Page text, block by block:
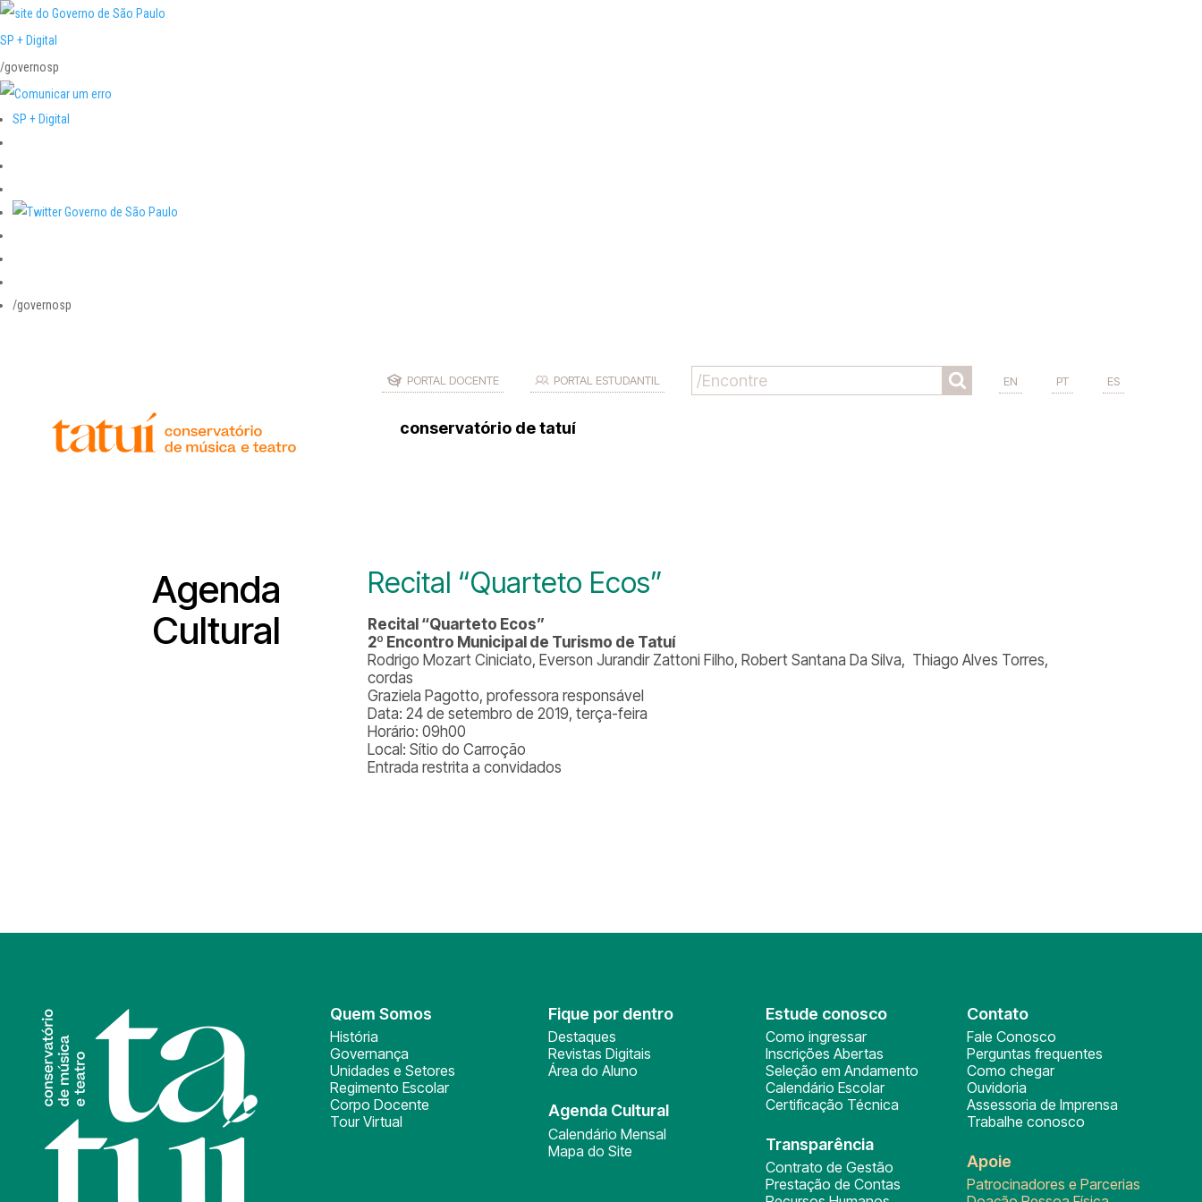
SP + Digital
/governosp
SP + Digital
/governosp
PORTAL DOCENTE PORTAL ESTUDANTIL EN PT ES
conservatório de tatuí
Agenda
Cultural
Recital “Quarteto Ecos”
Recital “Quarteto Ecos”
2º Encontro Municipal de Turismo de Tatuí
Rodrigo Mozart Ciniciato, Everson Jurandir Zattoni Filho, Robert Santana Da Silva, Thiago Alves Torres,
cordas
Graziela Pagotto, professora responsável
Data: 24 de setembro de 2019, terça-feira
Horário: 09h00
Local: Sítio do Carroção
Entrada restrita a convidados
Quem Somos
História
Governança
Unidades e Setores
Regimento Escolar
Corpo Docente
Tour Virtual
Fique por dentro
Destaques
Revistas Digitais
Área do Aluno
Agenda Cultural
Calendário Mensal
Mapa do Site
Estude conosco
Como ingressar
Inscrições Abertas
Seleção em Andamento
Calendário Escolar
Certificação Técnica
Transparência
Contrato de Gestão
Prestação de Contas
Contato
Fale Conosco
Perguntas frequentes
Como chegar
Ouvidoria
Assessoria de Imprensa
Trabalhe conosco
Apoie
Patrocinadores e Parcerias